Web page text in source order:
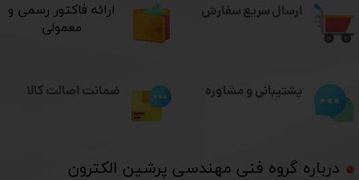
ارسال سریع سفارش
درباره گروه فنی مهندسی پرشین الکترون​​​​​​​
​ارائه فاکتور رسمی و
معمولی
پشتیبانی و مشاوره ضمانت اصالت کالا